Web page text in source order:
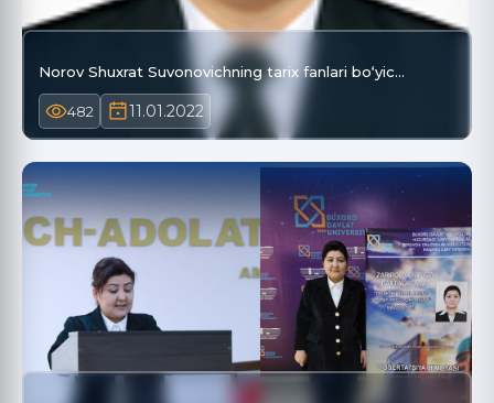
Norov Shuxrat Suvonovichning tarix fanlari bo‘yic…
482 11.01.2022